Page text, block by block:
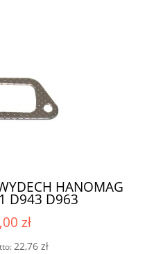
HANOMAG
D943 D963
zł
22,76 zł